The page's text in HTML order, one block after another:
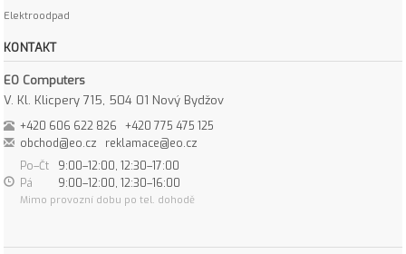
Elektroodpad
KONTAKT
EO Computers
V. Kl. Klicpery 715, 504 01 Nový Bydžov
+420 606 622 826
+420 775 475 125
obchod@eo.cz
reklamace@eo.cz
Po–Čt
9:00–12:00, 12:30–17:00
Pá
9:00–12:00, 12:30–16:00
Mimo provozní dobu po tel. dohodě